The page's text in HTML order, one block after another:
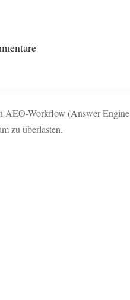
AEO-Workflow (Answer Engine
zu überlasten.